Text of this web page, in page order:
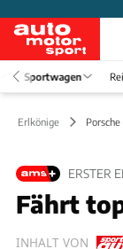
Sportwagen
& Erlkönige
ERSTER
Fährt
INHALT VON